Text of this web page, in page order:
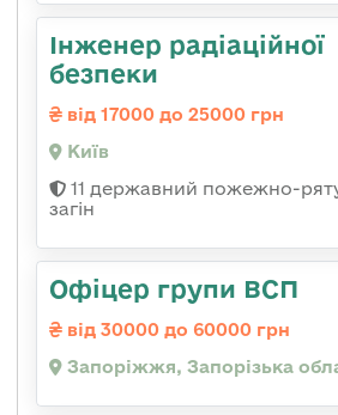
Інженер радіаційної
безпеки
від 17000 до 25000 грн
Київ
11 державний пожежно-
загін
Офіцер групи ВСП
від 30000 до 60000 грн
Запоріжжя, Запорізька